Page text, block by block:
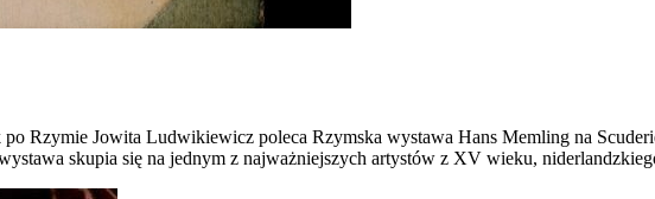
Rzymie Jowita Ludwikiewicz poleca Rzymska wystawa Hans Memling na
skupia się na jednym z najważniejszych artystów z XV wieku,